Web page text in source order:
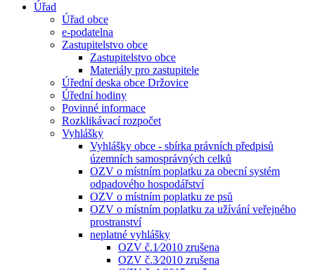
Úřad
Úřad obce
e-podatelna
Zastupitelstvo obce
Zastupitelstvo obce
Materiály pro zastupitele
Úřední deska obce Držovice
Úřední hodiny
Povinné informace
Rozklikávací rozpočet
Vyhlášky
Vyhlášky obce - sbírka právních předpisů
územních samosprávných celků
OZV o místním poplatku za obecní systém
odpadového hospodářství
OZV o místním poplatku ze psů
OZV o místním poplatku za užívání veřejného
prostranství
neplatné vyhlášky
OZV č.1⁄2010 zrušena
OZV č.3⁄2010 zrušena